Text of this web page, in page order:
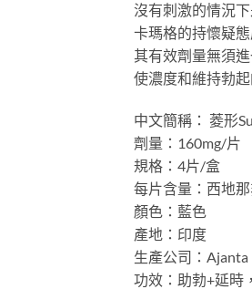
沒有刺激的情況
卡瑪格的持懷疑
其有效劑量無須
使濃度和維持勃起
中文簡稱： 菱形
劑量：160mg/片
規格：4片/盒
每片含量：西地
顏色：藍色
產地：印度
生產公司：Ajanta
功效：助勃+延時